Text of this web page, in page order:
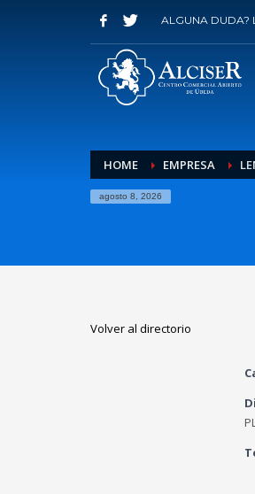
ALGUNA DUDA?
HOME EMPRESA
agosto 8, 2026
Volver al directorio